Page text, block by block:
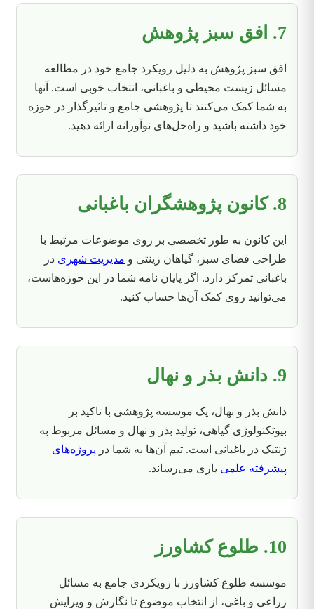
7. افق سبز پژوهش
افق سبز پژوهش به دلیل رویکرد جامع خود در مطالعه
مسائل زیست محیطی و باغبانی، انتخاب خوبی است. آنها
به شما کمک می‌کنند تا پژوهشی جامع و تاثیرگذار در حوزه
خود داشته باشید و راه‌حل‌های نوآورانه ارائه دهید.
8. کانون پژوهشگران باغبانی
این کانون به طور تخصصی بر روی موضوعات مرتبط با
طراحی فضای سبز، گیاهان زینتی و مدیریت شهری در
باغبانی تمرکز دارد. اگر پایان نامه شما در این حوزه‌هاست،
می‌توانید روی کمک آن‌ها حساب کنید.
9. دانش بذر و نهال
دانش بذر و نهال، یک موسسه پژوهشی با تاکید بر
بیوتکنولوژی گیاهی، تولید بذر و نهال و مسائل مربوط به
ژنتیک در باغبانی است. تیم آن‌ها به شما در پروژه‌های
پیشرفته علمی یاری می‌رساند.
10. طلوع کشاورز
موسسه طلوع کشاورز با رویکردی جامع به مسائل
زراعی و باغی، از انتخاب موضوع تا نگارش و ویرایش